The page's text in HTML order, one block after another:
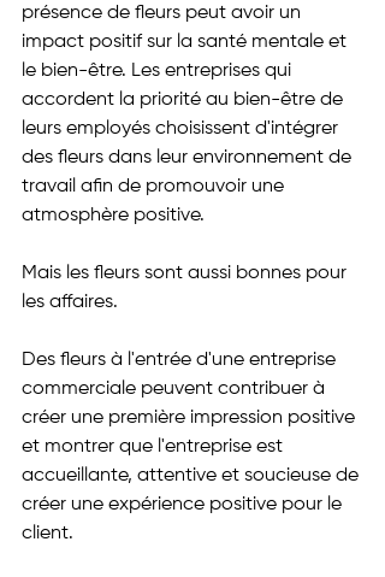
présence de fleurs peut avoir un
impact positif sur la santé mentale et
le bien-être. Les entreprises qui
accordent la priorité au bien-être de
leurs employés choisissent d'intégrer
des fleurs dans leur environnement de
travail afin de promouvoir une
atmosphère positive.
Mais les fleurs sont aussi bonnes pour
les affaires.
Des fleurs à l'entrée d'une entreprise
commerciale peuvent contribuer à
créer une première impression positive
et montrer que l'entreprise est
accueillante, attentive et soucieuse de
créer une expérience positive pour le
client.